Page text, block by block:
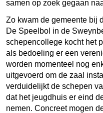
samen op zoek gegaan
Zo kwam de gemeente bij
De Speelbol in de
schepencollege kocht het
als bedoeling er een
worden momenteel nog
uitgevoerd om de zaal
verduidelijkt de schepen
dat het jeugdhuis er eind
nemen. Concreet mogen